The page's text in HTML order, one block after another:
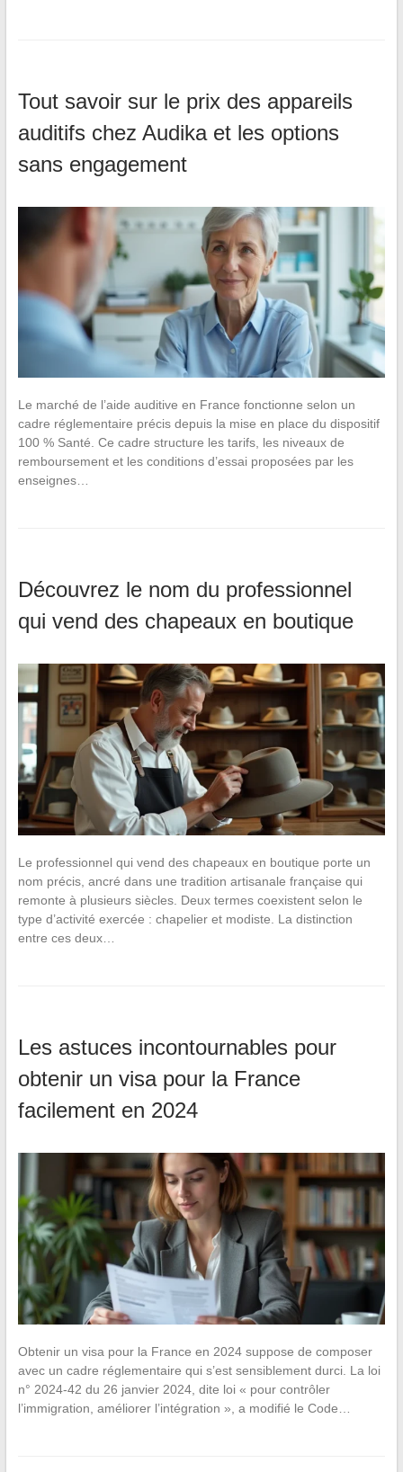
Tout savoir sur le prix des appareils
auditifs chez Audika et les options
sans engagement
Le marché de l’aide auditive en France fonctionne selon un
cadre réglementaire précis depuis la mise en place du dispositif
100 % Santé. Ce cadre structure les tarifs, les niveaux de
remboursement et les conditions d’essai proposées par les
enseignes…
Découvrez le nom du professionnel
qui vend des chapeaux en boutique
Le professionnel qui vend des chapeaux en boutique porte un
nom précis, ancré dans une tradition artisanale française qui
remonte à plusieurs siècles. Deux termes coexistent selon le
type d’activité exercée : chapelier et modiste. La distinction
entre ces deux…
Les astuces incontournables pour
obtenir un visa pour la France
facilement en 2024
Obtenir un visa pour la France en 2024 suppose de composer
avec un cadre réglementaire qui s’est sensiblement durci. La loi
n° 2024-42 du 26 janvier 2024, dite loi « pour contrôler
l’immigration, améliorer l’intégration », a modifié le Code…